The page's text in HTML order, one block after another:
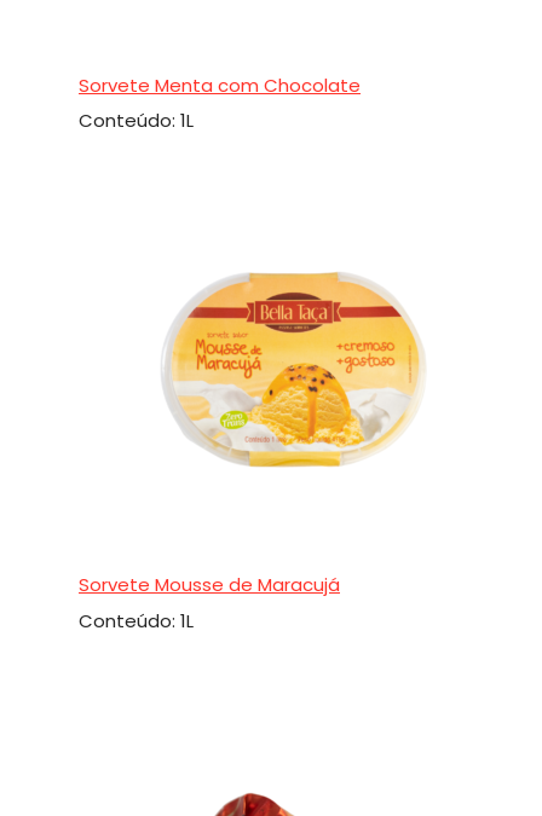
Sorvete Menta com Chocolate
Conteúdo: 1L
Sorvete Mousse de Maracujá
Conteúdo: 1L